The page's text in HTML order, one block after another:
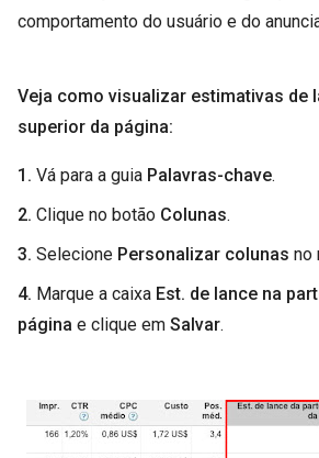
comportamento do usuário e do
Veja como visualizar estimativas de
superior da página:
1. Vá para a guia Palavras-chave.
2. Clique no botão Colunas.
3. Selecione Personalizar colunas no
4. Marque a caixa Est. de lance na
página e clique em Salvar.